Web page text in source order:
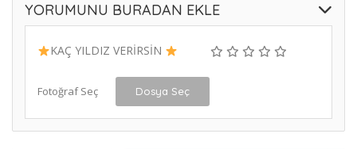
YORUMUNU BURADAN EKLE
KAÇ YILDIZ VERİRSİN
Fotoğraf Seç Dosya Seç